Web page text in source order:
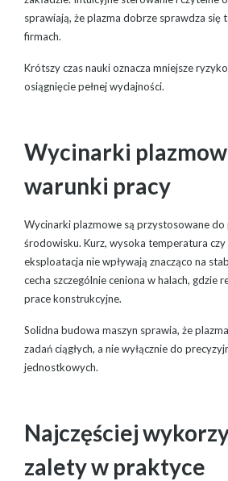
sprawiają, że plazma dobrze sprawdza się
firmach.
Krótszy czas nauki oznacza mniejsze
osiągnięcie pełnej wydajności.
Wycinarki
warunki pracy
Wycinarki plazmowe są przystosowane do
środowisku. Kurz, wysoka temperatura czy
eksploatacja nie wpływają znacząco na
cecha szczególnie ceniona w halach, gdzie
prace konstrukcyjne.
Solidna budowa maszyn sprawia, że
zadań ciągłych, a nie wyłącznie do
jednostkowych.
Najczęściej
zalety w praktyce